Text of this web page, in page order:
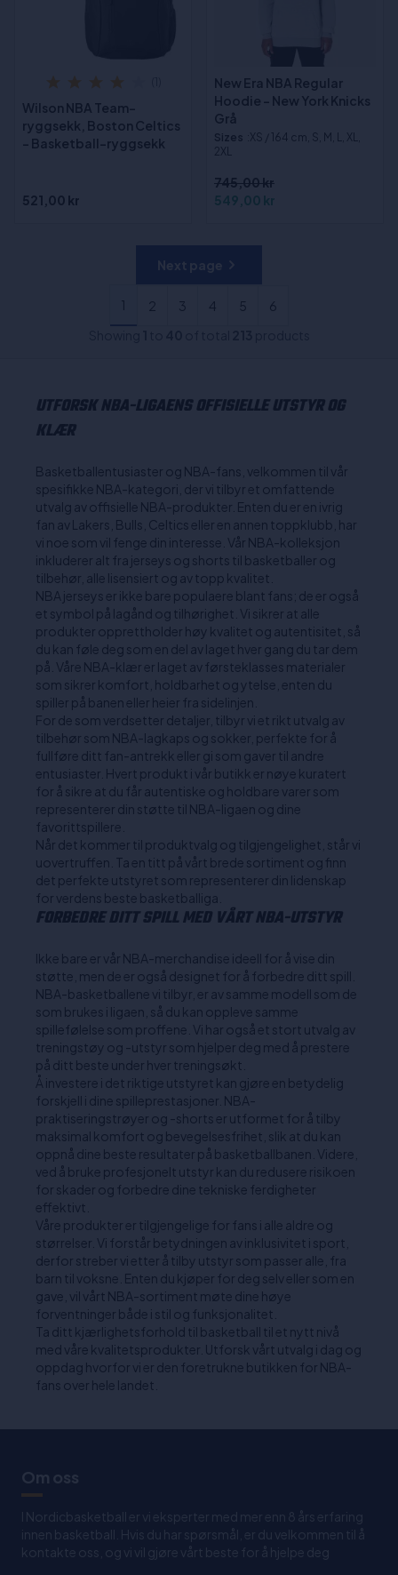
Wilson NBA Team-
ryggsekk, Boston Celtics
- Basketball-ryggsekk
521,00 kr
New Era NBA Regular
Hoodie - New York Knicks
Grå
Sizes :XS / 164 cm, S, M, L, XL,
2XL
745,00 kr
549,00 kr
1 2 3 4 5
6
UTFORSK NBA-LIGAENS OFFISIELLE UTSTYR OG
KLÆR
Basketballentusiaster og NBA-fans, velkommen til vår
spesifikke NBA-kategori, der vi tilbyr et omfattende
utvalg av offisielle NBA-produkter. Enten du er en ivrig
fan av Lakers, Bulls, Celtics eller en annen toppklubb, har
vi noe som vil fenge din interesse. Vår NBA-kolleksjon
inkluderer alt fra jerseys og shorts til basketballer og
tilbehør, alle lisensiert og av topp kvalitet.
NBA jerseys er ikke bare populaere blant fans; de er også
et symbol på lagånd og tilhørighet. Vi sikrer at alle
produkter opprettholder høy kvalitet og autentisitet, så
du kan føle deg som en del av laget hver gang du tar dem
på. Våre NBA-klær er laget av førsteklasses materialer
som sikrer komfort, holdbarhet og ytelse, enten du
spiller på banen eller heier fra sidelinjen.
For de som verdsetter detaljer, tilbyr vi et rikt utvalg av
tilbehør som NBA-lagkaps og sokker, perfekte for å
fullføre ditt fan-antrekk eller gi som gaver til andre
entusiaster. Hvert produkt i vår butikk er nøye kuratert
for å sikre at du får autentiske og holdbare varer som
representerer din støtte til NBA-ligaen og dine
favorittspillere.
Når det kommer til produktvalg og tilgjengelighet, står vi
uovertruffen. Ta en titt på vårt brede sortiment og finn
det perfekte utstyret som representerer din lidenskap
for verdens beste basketballiga.
FORBEDRE DITT SPILL MED VÅRT NBA-UTSTYR
Ikke bare er vår NBA-merchandise ideell for å vise din
støtte, men de er også designet for å forbedre ditt spill.
NBA-basketballene vi tilbyr, er av samme modell som de
som brukes i ligaen, så du kan oppleve samme
spillefølelse som proffene. Vi har også et stort utvalg av
treningstøy og -utstyr som hjelper deg med å prestere
på ditt beste under hver treningsøkt.
Å investere i det riktige utstyret kan gjøre en betydelig
forskjell i dine spilleprestasjoner. NBA-
praktiseringstrøyer og -shorts er utformet for å tilby
maksimal komfort og bevegelsesfrihet, slik at du kan
oppnå dine beste resultater på basketballbanen. Videre,
ved å bruke profesjonelt utstyr kan du redusere risikoen
for skader og forbedre dine tekniske ferdigheter
effektivt.
Våre produkter er tilgjengelige for fans i alle aldre og
størrelser. Vi forstår betydningen av inklusivitet i sport,
derfor streber vi etter å tilby utstyr som passer alle, fra
barn til voksne. Enten du kjøper for deg selv eller som en
gave, vil vårt NBA-sortiment møte dine høye
forventninger både i stil og funksjonalitet.
Ta ditt kjærlighetsforhold til basketball til et nytt nivå
med våre kvalitetsprodukter. Utforsk vårt utvalg i dag og
oppdag hvorfor vi er den foretrukne butikken for NBA-
fans over hele landet.
Om oss
I Nordicbasketball er vi eksperter med mer enn 8 års erfaring
innen basketball. Hvis du har spørsmål, er du velkommen til å
kontakte oss, og vi vil gjøre vårt beste for å hjelpe deg